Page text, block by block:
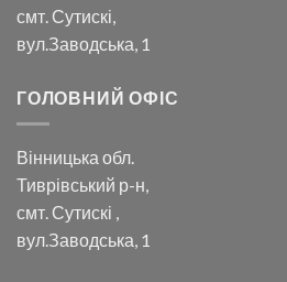
смт. Сутискі,
вул.Заводська, 1
ГОЛОВНИЙ ОФІС
Вінницька обл.
Тиврівський р-н,
смт. Сутискі ,
вул.Заводська, 1